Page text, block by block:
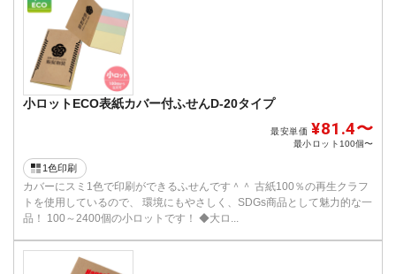
小ロットECO表紙カバー付ふせんD-20タイプ
最安単価 ¥81.4〜
最小ロット100個〜
1色印刷
カバーにスミ1色で印刷ができるふせんです＾＾ 古紙100％の再生クラフ
トを使用しているので、 環境にもやさしく、SDGs商品として魅力的な一
品！ 100～2400個の小ロットです！ ◆大ロ...